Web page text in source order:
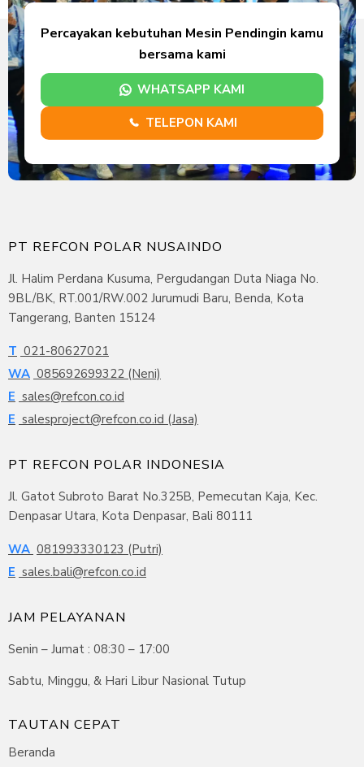
Percayakan kebutuhan Mesin Pendingin kamu
bersama kami
WHATSAPP KAMI
TELEPON KAMI
PT REFCON POLAR NUSAINDO
Jl. Halim Perdana Kusuma, Pergudangan Duta Niaga No.
9BL/BK, RT.001/RW.002 Jurumudi Baru, Benda, Kota
Tangerang, Banten 15124
T 021-80627021
WA 085692699322 (Neni)
E sales@refcon.co.id
E salesproject@refcon.co.id (Jasa)
PT REFCON POLAR INDONESIA
Jl. Gatot Subroto Barat No.325B, Pemecutan Kaja, Kec.
Denpasar Utara, Kota Denpasar, Bali 80111
WA 081993330123 (Putri)
E sales.bali@refcon.co.id
JAM PELAYANAN
Senin – Jumat : 08:30 – 17:00
Sabtu, Minggu, & Hari Libur Nasional Tutup
TAUTAN CEPAT
Beranda